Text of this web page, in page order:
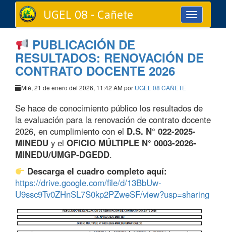
Toggle
navigation
UGEL 08 - Cañete
PUBLICACIÓN DE
RESULTADOS: RENOVACIÓN DE
CONTRATO DOCENTE 2026
Mié, 21 de enero del 2026, 11:42 AM por UGEL 08 CAÑETE
Se hace de conocimiento público los resultados de
la evaluación para la renovación de contrato docente
2026, en cumplimiento con el D.S. N° 022-2025-
MINEDU y el OFICIO MÚLTIPLE N° 0003-2026-
MINEDU/UMGP-DGEDD.
Descarga el cuadro completo aquí:
https://drive.google.com/file/d/13BbUw-
U9ssc9Tv0ZHnSL7S0kp2PZweSF/view?usp=sharing